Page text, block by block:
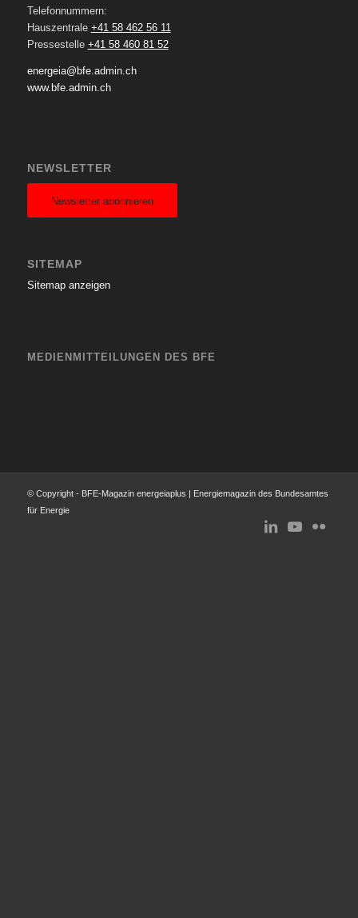
Telefonnummern:
Hauszentrale +41 58 462 56 11
Pressestelle +41 58 460 81 52
energeia@bfe.admin.ch
www.bfe.admin.ch
NEWSLETTER
Newsletter abonnieren
SITEMAP
Sitemap anzeigen
MEDIENMITTEILUNGEN DES BFE
© Copyright - BFE-Magazin energeiaplus | Energiemagazin des Bundesamtes
für Energie